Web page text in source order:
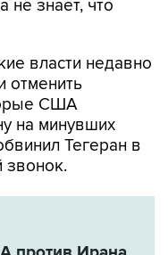
власти недавно
США
на минувших
Тегеран в
звонок.
Ирана